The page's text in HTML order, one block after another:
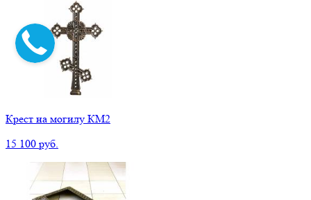
Крест на могилу КМ2
15 100 руб.